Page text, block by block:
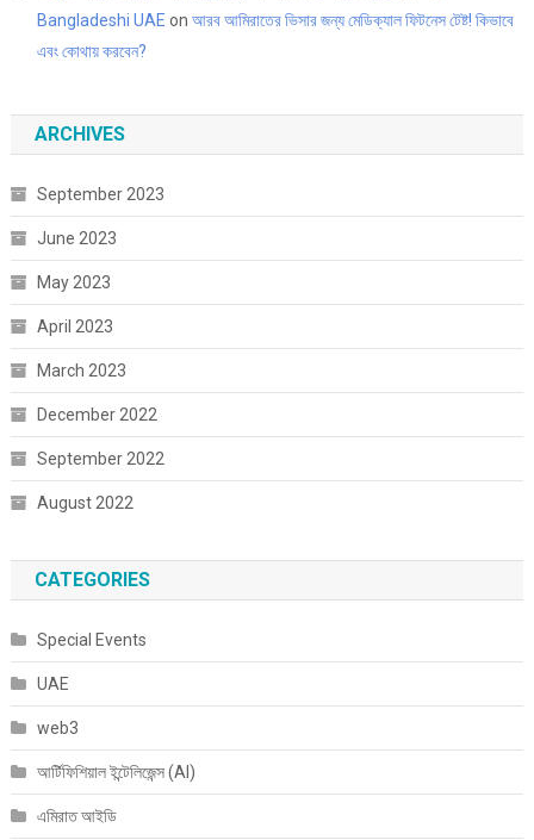
Bangladeshi UAE on আরব আমিরাতের ভিসার জন্য মেডিক্যাল ফিটনেস টেষ্ট! কিভাবে
এবং কোথায় করবেন?
ARCHIVES
September 2023
June 2023
May 2023
April 2023
March 2023
December 2022
September 2022
August 2022
CATEGORIES
Special Events
UAE
web3
আর্টিফিশিয়াল ইন্টেলিজেন্স (AI)
এমিরাত আইডি